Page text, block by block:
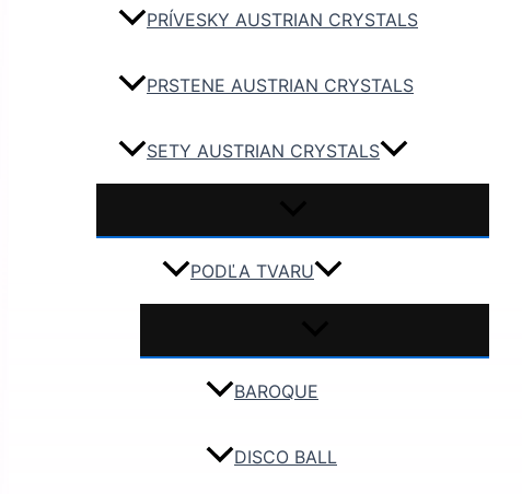
PRÍVESKY AUSTRIAN CRYSTALS
PRSTENE AUSTRIAN CRYSTALS
SETY AUSTRIAN CRYSTALS
PODĽA TVARU
BAROQUE
DISCO BALL